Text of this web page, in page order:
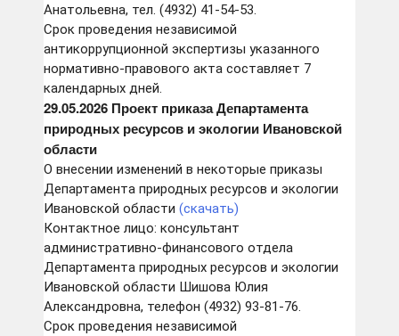
Анатольевна, тел. (4932) 41-54-53.
Срок проведения независимой
антикоррупционной экспертизы указанного
нормативно-правового акта составляет 7
календарных дней.
29.05.2026 Проект приказа Департамента
природных ресурсов и экологии Ивановской
области
О внесении изменений в некоторые приказы
Департамента природных ресурсов и экологии
Ивановской области (скачать)
Контактное лицо: консультант
административно-финансового отдела
Департамента природных ресурсов и экологии
Ивановской области Шишова Юлия
Александровна, телефон (4932) 93-81-76.
Срок проведения независимой